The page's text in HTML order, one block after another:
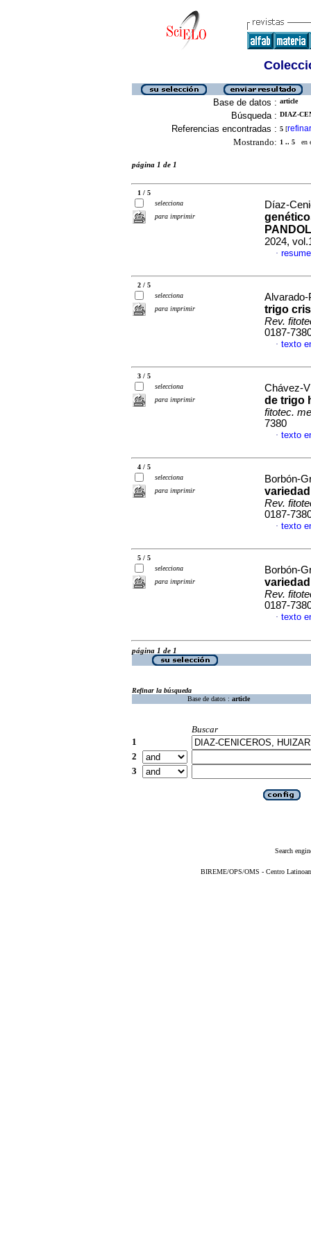
Base de datos : article
Búsqueda : DIAZ-
Referencias encontradas : 5 [refinar
Mostrando: 1 .. 5 en
página 1 de 1
1 / 5
selecciona
para imprimir
Díaz-
2024,
·
2 / 5
selecciona
para imprimir
trigo
Rev.
0187-
· texto
3 / 5
selecciona
para imprimir
Chávez-
de trigo
fitotec.
7380
· texto
4 / 5
selecciona
para imprimir
Borbón-
Rev.
0187-
· texto
5 / 5
selecciona
para imprimir
Borbón-
Rev.
0187-
· texto
página 1 de 1
Refinar la búsqueda
Base de datos : article
Buscar
1
2
3
Search
BIREME/OPS/OMS - Centro